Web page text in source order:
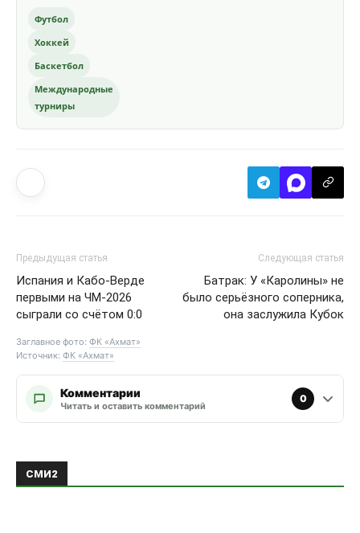
Футбол
Хоккей
Баскетбол
Международные
турниры
Предыдущая статья
Испания и Кабо-Верде
первыми на ЧМ-2026
сыграли со счётом 0:0
Следующая статья
Батрак: У «Каролины» не
было серьёзного соперника,
она заслужила Кубок
Заглавное фото: ФК «Ахмат»
Источник: ФК «Ахмат»
Комментарии
Читать и оставить комментарий
0
СМИ2